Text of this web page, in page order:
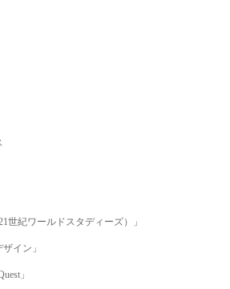
世紀ワールドスタディーズ）」
イン」
」